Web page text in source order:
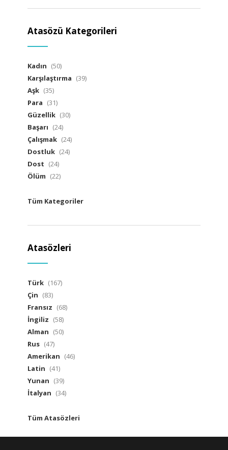
Atasözü Kategorileri
Kadın (50)
Karşılaştırma (39)
Aşk (35)
Para (31)
Güzellik (30)
Başarı (24)
Çalışmak (24)
Dostluk (24)
Dost (24)
Ölüm (22)
Tüm Kategoriler
Atasözleri
Türk (167)
Çin (83)
Fransız (68)
İngiliz (58)
Alman (50)
Rus (47)
Amerikan (46)
Latin (41)
Yunan (39)
İtalyan (34)
Tüm Atasözleri